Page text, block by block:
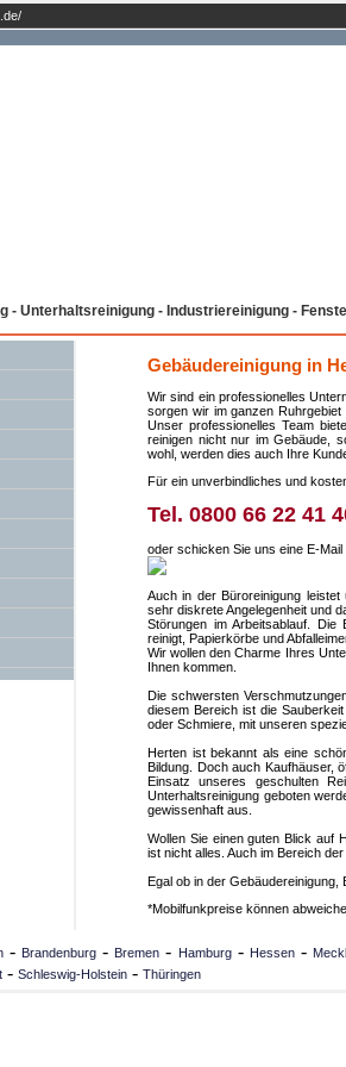
- Unterhaltsreinigung - Industriereinigung -
Gebäudereinigung in
Wir sind ein professionelles
sorgen wir im ganzen
Unser professionelles Team
reinigen nicht nur im Gebäude,
wohl, werden dies auch Ihre
Für ein unverbindliches und
Tel. 0800 66 22 41
oder schicken Sie uns eine E-
Auch in der Büroreinigung
sehr diskrete Angelegenheit und
Störungen im Arbeitsablauf. Die
reinigt, Papierkörbe und
Wir wollen den Charme Ihres
Ihnen kommen.
Die schwersten
diesem Bereich ist die
oder Schmiere, mit unseren
Herten ist bekannt als eine
Bildung. Doch auch Kaufhäuser,
Einsatz unseres geschulten
Unterhaltsreinigung geboten
gewissenhaft aus.
Wollen Sie einen guten Blick auf
ist nicht alles. Auch im Bereich
Egal ob in der
*Mobilfunkpreise können
- Brandenburg - Bremen - Hamburg- Hessen-
- Schleswig-Holstein - Thüringen